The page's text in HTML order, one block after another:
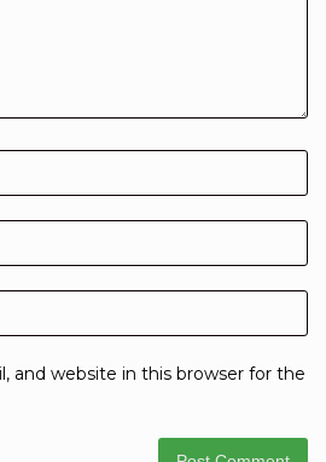
and website in this browser for the